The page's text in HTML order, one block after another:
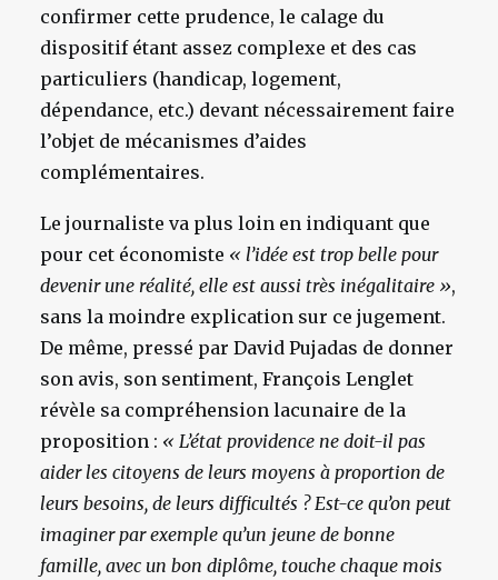
confirmer cette prudence, le calage du
dispositif étant assez complexe et des cas
particuliers (handicap, logement,
dépendance, etc.) devant nécessairement faire
l’objet de mécanismes d’aides
complémentaires.
Le journaliste va plus loin en indiquant que
pour cet économiste « l’idée est trop belle pour
devenir une réalité, elle est aussi très inégalitaire »,
sans la moindre explication sur ce jugement.
De même, pressé par David Pujadas de donner
son avis, son sentiment, François Lenglet
révèle sa compréhension lacunaire de la
proposition : « L’état providence ne doit-il pas
aider les citoyens de leurs moyens à proportion de
leurs besoins, de leurs difficultés ? Est-ce qu’on peut
imaginer par exemple qu’un jeune de bonne
famille, avec un bon diplôme, touche chaque mois